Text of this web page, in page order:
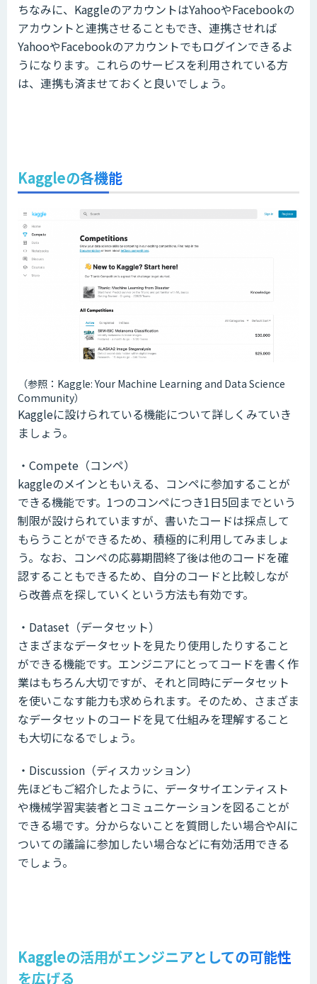
ちなみに、KaggleのアカウントはYahooやFacebookの
アカウントと連携させることもでき、連携させれば
YahooやFacebookのアカウントでもログインできるよ
うになります。これらのサービスを利用されている方
は、連携も済ませておくと良いでしょう。
Kaggleの各機能
（参照：Kaggle: Your Machine Learning and Data Science
Community）
Kaggleに設けられている機能について詳しくみていき
ましょう。
・Compete（コンペ）
kaggleのメインともいえる、コンペに参加することが
できる機能です。1つのコンペにつき1日5回までという
制限が設けられていますが、書いたコードは採点して
もらうことができるため、積極的に利用してみましょ
う。なお、コンペの応募期間終了後は他のコードを確
認することもできるため、自分のコードと比較しなが
ら改善点を探していくという方法も有効です。
・Dataset（データセット）
さまざまなデータセットを見たり使用したりすること
ができる機能です。エンジニアにとってコードを書く作
業はもちろん大切ですが、それと同時にデータセット
を使いこなす能力も求められます。そのため、さまざま
なデータセットのコードを見て仕組みを理解すること
も大切になるでしょう。
・Discussion（ディスカッション）
先ほどもご紹介したように、データサイエンティスト
や機械学習実装者とコミュニケーションを図ることが
できる場です。分からないことを質問したい場合やAIに
ついての議論に参加したい場合などに有効活用できる
でしょう。
Kaggleの活用がエンジニアとしての可能性
を広げる